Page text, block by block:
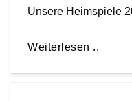
Unsere Heimspiele
Weiterlesen ..